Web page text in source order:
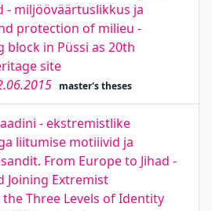
miljööväärtuslikkus ja
protection of milieu -
in Püssi as 20th
site
master's theses
- ekstremistlike
liitumise motiiivid ja
From Europe to Jihad -
Joining Extremist
Three Levels of Identity